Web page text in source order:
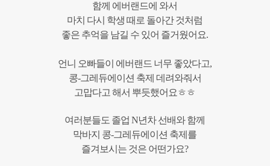
함께 에버랜드에 와서
마치 다시 학생 때로 돌아간 것처럼
좋은 추억을 남길 수 있어 즐거웠어요.
언니 오빠들이 에버랜드 너무 좋았다고,
콩-그레듀에이션 축제 데려와줘서
고맙다고 해서 뿌듯했어요ㅎㅎ
여러분들도 졸업 N년차 선배와 함께
막바지 콩-그레듀에이션 축제를
즐겨보시는 것은 어떤가요?